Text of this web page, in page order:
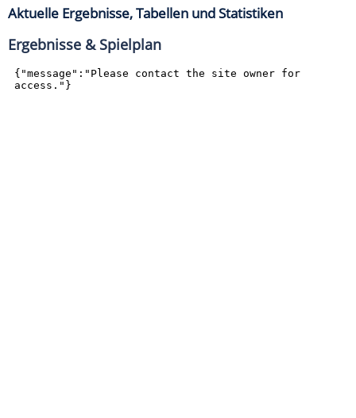
Aktuelle Ergebnisse, Tabellen und Statistiken
Ergebnisse & Spielplan